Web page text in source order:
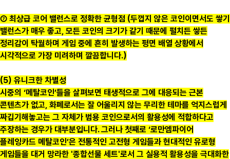
⑦ 최상급 코어 밸런스로 정확한 균형점 (두껍지 않은 코인이면서도 쌓기
밸런스가 매우 좋고, 모든 코인의 크기가 같기 때문에 펼치든 쌓든
정리감이 탁월하며 게임 중에 흔히 발생하는 평면 배열 상황에서
시각적으로 가장 미려하며 깔끔합니다.)
(5) 유니크한 차별성
시중의 ‘메탈코인’들을 살펴보면 태생적으로 그에 대응되는 근본
콘텐츠가 없고, 화폐로서는 잘 어울리지 않는 무리한 테마를 억지스럽게
짜깁기해놓고는 그 자체가 범용 코인으로서의 활용성에 적합하다고
주장하는 경우가 대부분입니다. 그러나 첫째로 ‘로만엠파이어
플레잉카드 메탈코인’은 전통적인 고전형 게임들과 현대적인 유로형
게임들을 대거 망라한 '종합선물 세트'로서 그 실용적 활용성을 극대화한